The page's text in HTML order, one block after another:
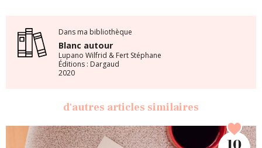
Dans ma bibliothèque
Blanc autour
Lupano Wilfrid & Fert Stéphane
Éditions : Dargaud
2020
d'autres articles similaires
10